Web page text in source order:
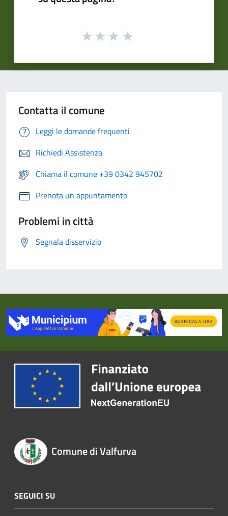
Contatta il comune
Leggi le domande frequenti
Richiedi Assistenza
Chiama il comune +39 0342 945702
Prenota un appuntamento
Problemi in città
Segnala disservizio
Comune di Valfurva
SEGUICI SU